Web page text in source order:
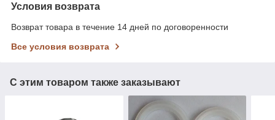
Условия возврата
Возврат товара в течение 14 дней по договоренности
Все условия возврата
С этим товаром также заказывают